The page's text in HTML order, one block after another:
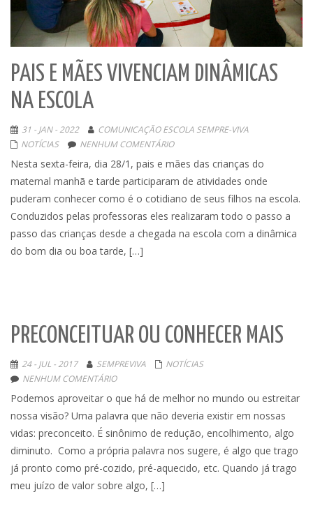
PAIS E MÃES VIVENCIAM DINÂMICAS
NA ESCOLA
31 - JAN - 2022
COMUNICAÇÃO ESCOLA SEMPRE-VIVA
NOTÍCIAS
NENHUM COMENTÁRIO
Nesta sexta-feira, dia 28/1, pais e mães das crianças do
maternal manhã e tarde participaram de atividades onde
puderam conhecer como é o cotidiano de seus filhos na escola.
Conduzidos pelas professoras eles realizaram todo o passo a
passo das crianças desde a chegada na escola com a dinâmica
do bom dia ou boa tarde, […]
PRECONCEITUAR OU CONHECER MAIS
24 - JUL - 2017 SEMPREVIVA
NOTÍCIAS
NENHUM COMENTÁRIO
Podemos aproveitar o que há de melhor no mundo ou estreitar
nossa visão? Uma palavra que não deveria existir em nossas
vidas: preconceito. É sinônimo de redução, encolhimento, algo
diminuto. Como a própria palavra nos sugere, é algo que trago
já pronto como pré-cozido, pré-aquecido, etc. Quando já trago
meu juízo de valor sobre algo, […]